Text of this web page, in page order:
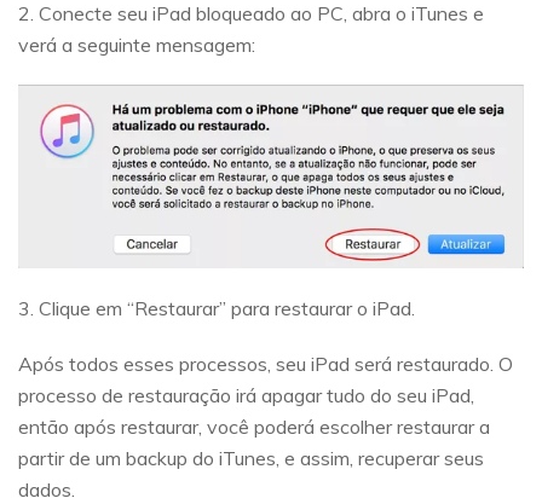
2. Conecte seu iPad bloqueado ao PC, abra o iTunes e
verá a seguinte mensagem:
3. Clique em “Restaurar” para restaurar o iPad.
Após todos esses processos, seu iPad será restaurado. O
processo de restauração irá apagar tudo do seu iPad,
então após restaurar, você poderá escolher restaurar a
partir de um backup do iTunes, e assim, recuperar seus
dados.